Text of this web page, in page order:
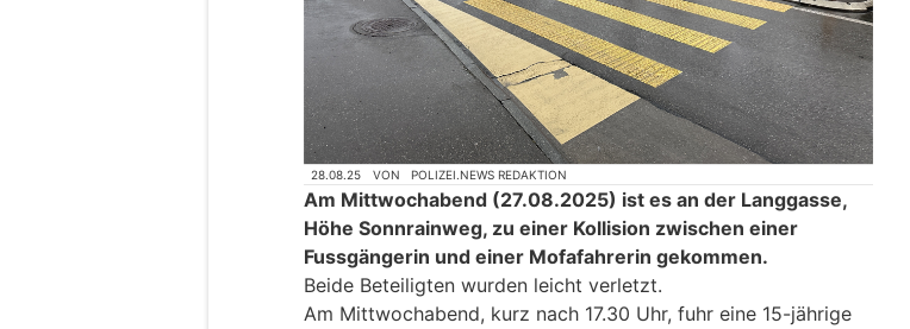
28.08.25 VON POLIZEI.NEWS REDAKTION
Am Mittwochabend (27.08.2025) ist es an der Langgasse,
Höhe Sonnrainweg, zu einer Kollision zwischen einer
Fussgängerin und einer Mofafahrerin gekommen.
Beide Beteiligten wurden leicht verletzt.
Am Mittwochabend, kurz nach 17.30 Uhr, fuhr eine 15-jährige